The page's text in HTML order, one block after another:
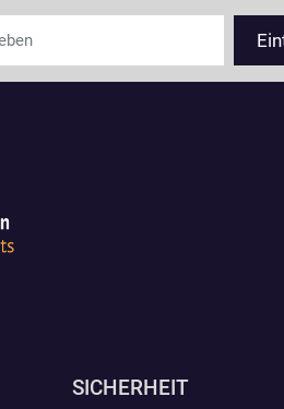
SICHERHEIT